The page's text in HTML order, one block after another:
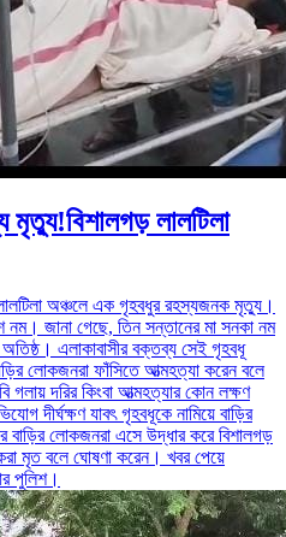
মৃত্যু!বিশালগড় লালটিলা
অঞ্চলে এক গৃহবধুর রহস্যজনক মৃত্যু।
নম। জানা গেছে, তিন সন্তানের মা সনকা নম
অতিষ্ঠ। এলাকাবাসীর বক্তব্য সেই গৃহবধূ
লোকজনরা ফাঁসিতে আত্মহত্যা করেন বলে
গলায় দরির কিংবা আত্মহত্যার কোন লক্ষণ
দীর্ঘক্ষণ যাবৎ গৃহবধূকে নামিয়ে বাড়ির
বাড়ির লোকজনরা এসে উদ্ধার করে বিশালগড়
মৃত বলে ঘোষণা করেন। খবর পেয়ে
পুলিশ।